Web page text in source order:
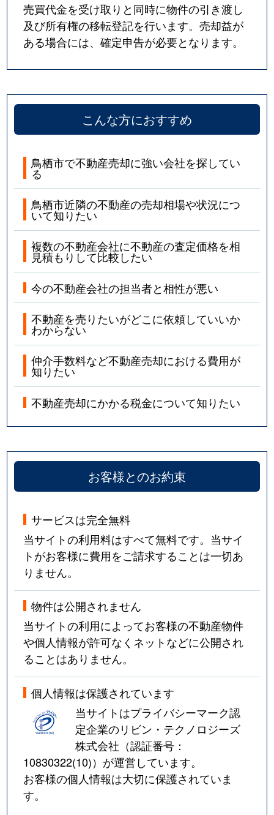
売買代金を受け取りと同時に物件の引き渡し
及び所有権の移転登記を行います。売却益が
ある場合には、確定申告が必要となります。
こんな方におすすめ
鳥栖市で不動産売却に強い会社を探してい
る
鳥栖市近隣の不動産の売却相場や状況につ
いて知りたい
複数の不動産会社に不動産の査定価格を相
見積もりして比較したい
今の不動産会社の担当者と相性が悪い
不動産を売りたいがどこに依頼していいか
わからない
仲介手数料など不動産売却における費用が
知りたい
不動産売却にかかる税金について知りたい
お客様とのお約束
サービスは完全無料
当サイトの利用料はすべて無料です。当サイ
トがお客様に費用をご請求することは一切あ
りません。
物件は公開されません
当サイトの利用によってお客様の不動産物件
や個人情報が許可なくネットなどに公開され
ることはありません。
個人情報は保護されています
当サイトはプライバシーマーク認
定企業のリビン・テクノロジーズ
株式会社（認証番号：
10830322(10)）が運営しています。
お客様の個人情報は大切に保護されていま
す。